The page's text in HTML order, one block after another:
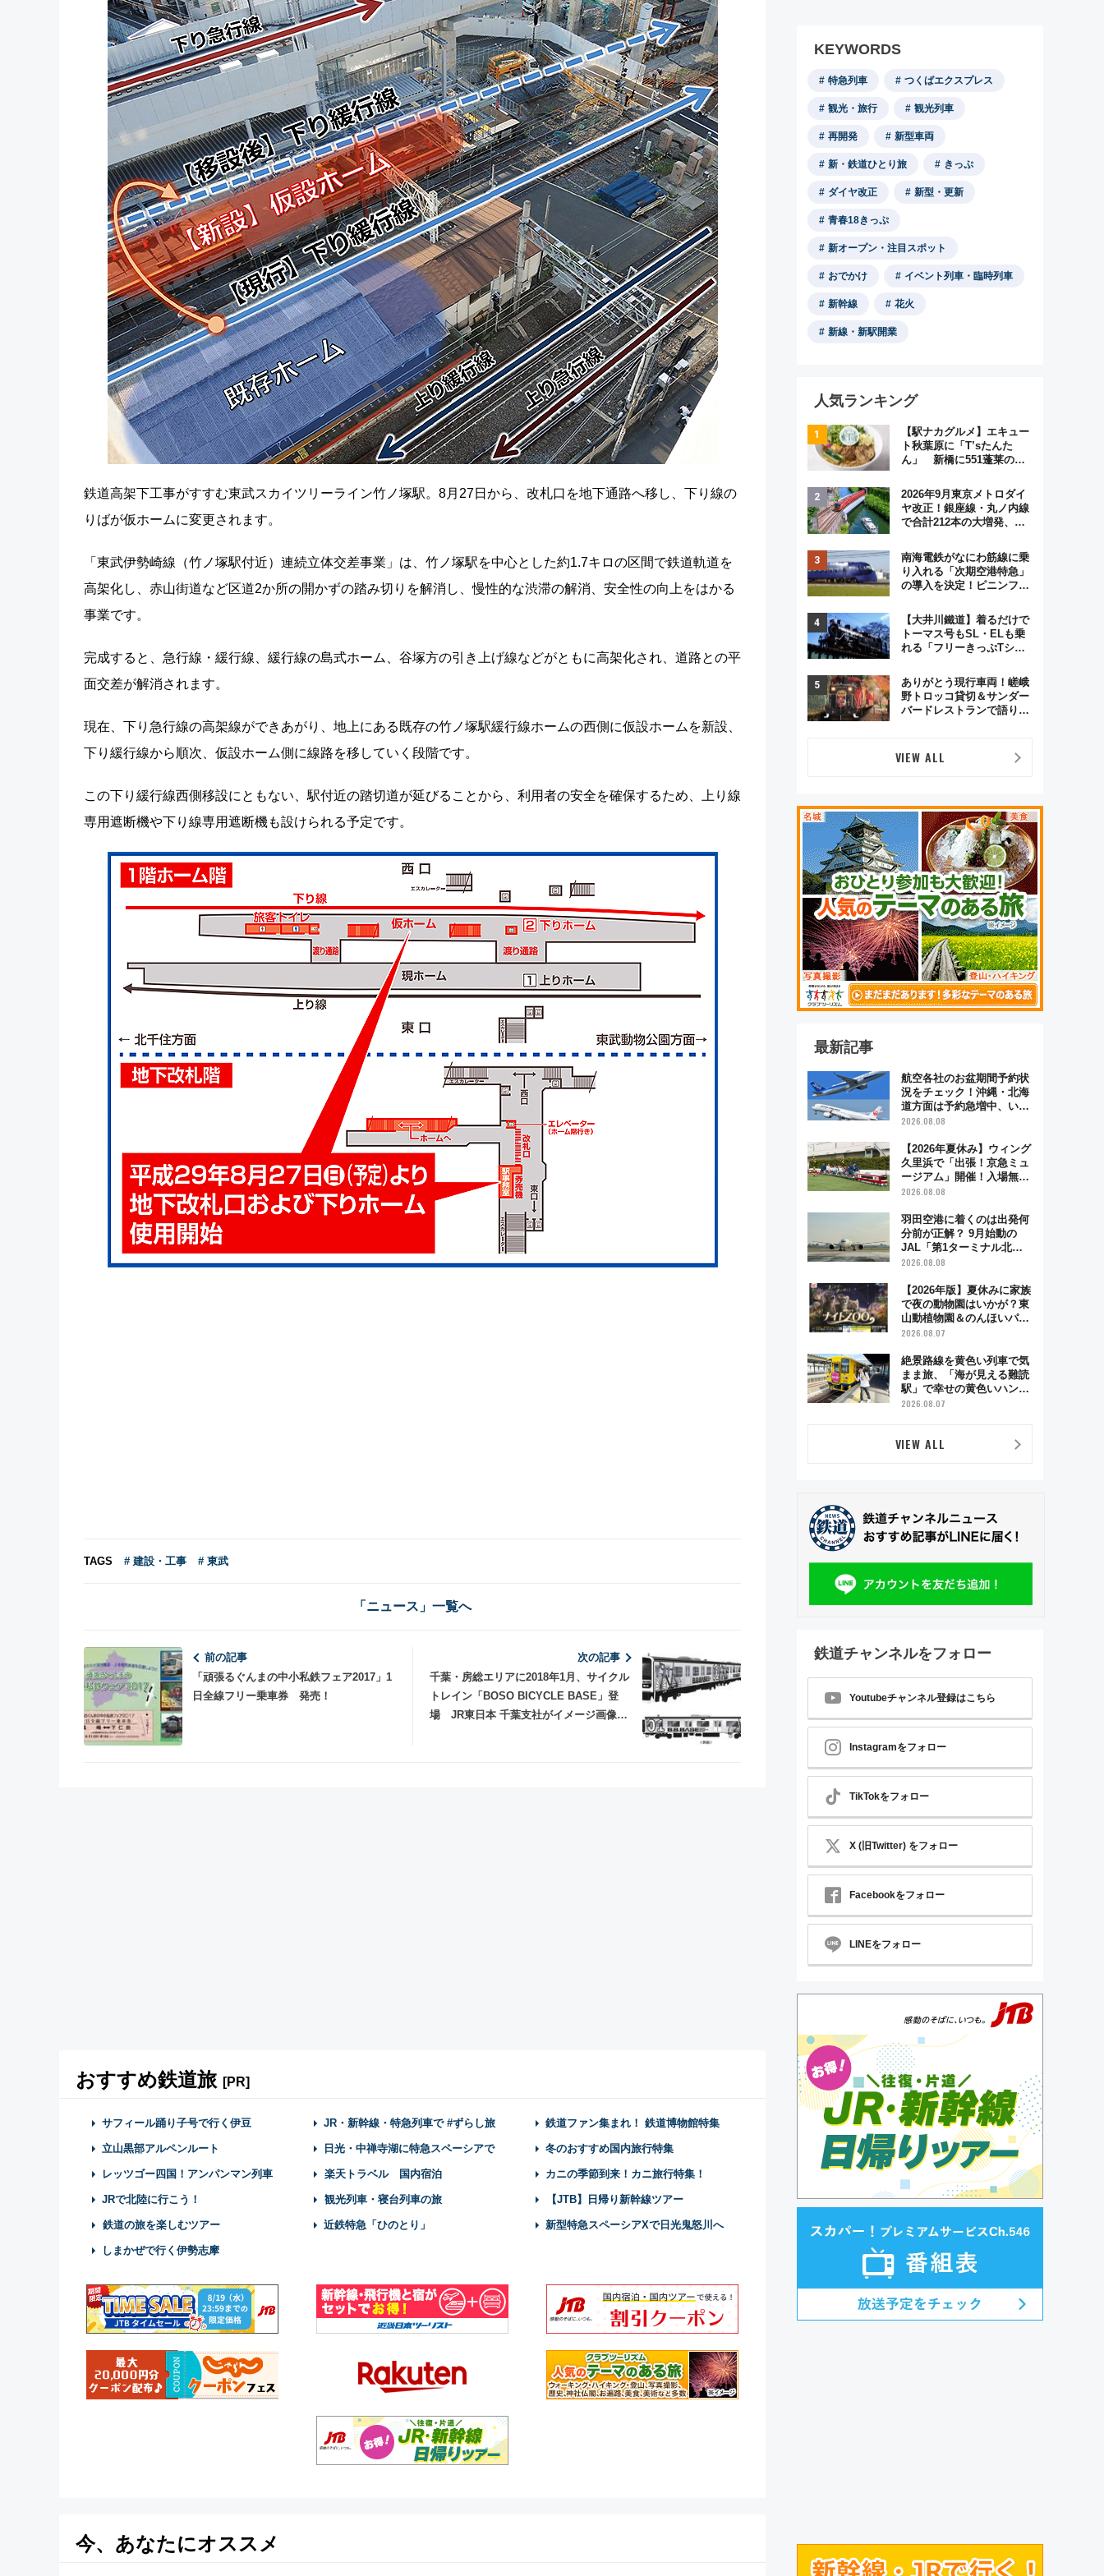
鉄道高架下工事がすすむ東武スカイツリーライン竹ノ塚駅。8月27日から、改札口を地下通路へ移し、下り線の
りばが仮ホームに変更されます。
「東武伊勢崎線（竹ノ塚駅付近）連続立体交差事業」は、竹ノ塚駅を中心とした約1.7キロの区間で鉄道軌道を
高架化し、赤山街道など区道2か所の開かずの踏み切りを解消し、慢性的な渋滞の解消、安全性の向上をはかる
事業です。
完成すると、急行線・緩行線、緩行線の島式ホーム、谷塚方の引き上げ線などがともに高架化され、道路との平
面交差が解消されます。
現在、下り急行線の高架線ができあがり、地上にある既存の竹ノ塚駅緩行線ホームの西側に仮設ホームを新設、
下り緩行線から順次、仮設ホーム側に線路を移していく段階です。
この下り緩行線西側移設にともない、駅付近の踏切道が延びることから、利用者の安全を確保するため、上り線
専用遮断機や下り線専用遮断機も設けられる予定です。
TAGS # 建設・工事 # 東武
「ニュース」一覧へ
前の記事
「頑張るぐんまの中小私鉄フェア2017」1
日全線フリー乗車券 発売！
次の記事
千葉・房総エリアに2018年1月、サイクル
トレイン「BOSO BICYCLE BASE」登
場 JR東日本 千葉支社がイメージ画像・
おすすめ鉄道旅 [PR]
サフィール踊り子号で行く伊豆 JR・新幹線・特急列車で #ずらし旅 鉄道ファン集まれ！ 鉄道博物館特集
立山黒部アルペンルート 日光・中禅寺湖に特急スペーシアで 冬のおすすめ国内旅行特集
レッツゴー四国！アンパンマン列車 楽天トラベル 国内宿泊 カニの季節到来！カニ旅行特集！
JRで北陸に行こう！ 観光列車・寝台列車の旅 【JTB】日帰り新幹線ツアー
鉄道の旅を楽しむツアー 近鉄特急「ひのとり」 新型特急スペーシアXで日光鬼怒川へ
しまかぜで行く伊勢志摩
今、あなたにオススメ
KEYWORDS
特急列車 つくばエクスプレス
観光・旅行 観光列車
再開発 新型車両
新・鉄道ひとり旅 きっぷ
ダイヤ改正 新型・更新
青春18きっぷ
新オープン・注目スポット
おでかけ イベント列車・臨時列車
新幹線 花火
新線・新駅開業
人気ランキング
【駅ナカグルメ】エキュー
ト秋葉原に「T’sたんた
ん」 新橋に551蓬莱の
オムライス専門店「肉とた
まご」新グルメ続々登場！
【2026年8月】
2026年9月東京メトロダイ
ヤ改正！銀座線・丸ノ内線
で合計212本の大増発、混
南海電鉄がなにわ筋線に乗
り入れる「次期空港特急」
の導入を決定！ピニンファ
デザイン
【大井川鐵道】着るだけで
トーマス号もSL・ELも乗
れる「フリーきっぷTシャ
ありがとう現行車両！嵯峨
野トロッコ貸切＆サンダー
バードレストランで語り合
日「京都の鉄道満喫ツア
ー」開催
VIEW ALL
最新記事
航空各社のお盆期間予約状
況をチェック！沖縄・北海
道方面は予約急増中、いま
から狙うべき日は？
2026.08.08
【2026年夏休み】ウィング
久里浜で「出張！京急ミュ
ージアム」開催！入場無料
でスタンプラリーや子ども
2026.08.08
羽田空港に着くのは出発何
分前が正解？ 9月始動の
JAL「第1ターミナル北側
サテライト」は徒歩1キロ
点まとめ
2026.08.08
【2026年版】夏休みに家族
で夜の動物園はいかが？東
山動植物園＆のんほいパー
ク「ナイトZOO」開催情報
2026.08.07
絶景路線を黄色い列車で気
まま旅、「海が見える難読
駅」で幸せの黄色いハンカ
チに願いを 「新・鉄道ひ
2026.08.07
VIEW ALL
鉄道チャンネルをフォロー
Youtubeチャンネル登録はこちら
Instagramをフォロー
TikTokをフォロー
X (旧Twitter) をフォロー
Facebookをフォロー
LINEをフォロー